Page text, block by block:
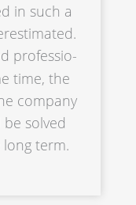
in such a
profes­sio­
time, the
compa­ny
solved
term.